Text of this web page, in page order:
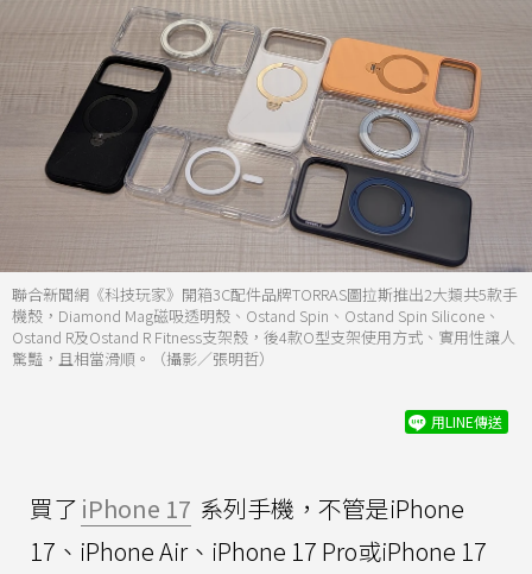
聯合新聞網《科技玩家》開箱3C配件品牌TORRAS圖拉斯推出2大類共5款手
機殼，Diamond Mag磁吸透明殼、Ostand Spin、Ostand Spin Silicone、
Ostand R及Ostand R Fitness支架殼，後4款O型支架使用方式、實用性讓人
驚豔，且相當滑順。（攝影／張明哲）
用LINE傳送
買了 iPhone 17 系列手機，不管是iPhone
17、iPhone Air、iPhone 17 Pro或iPhone 17